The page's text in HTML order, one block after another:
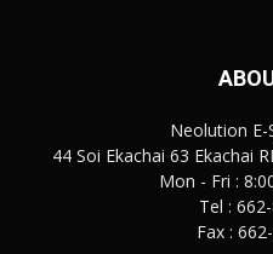
Neolution E-
44 Soi Ekachai 63 Ekachai
Mon - Fri :
Tel :
Fax :